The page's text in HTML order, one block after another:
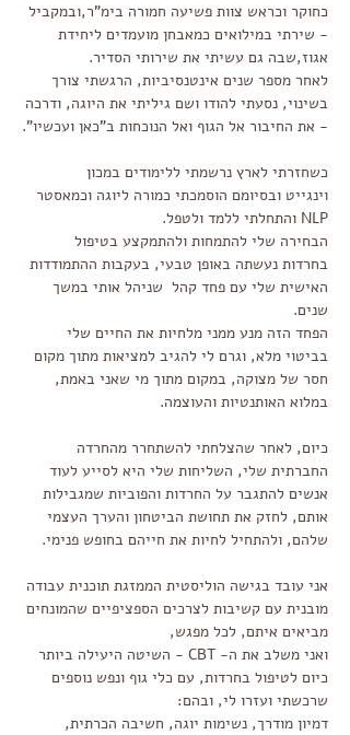
כחוקר וכראש צוות פשיעה חמורה בימ"ר,ובמקביל
- שירתי במילואים כמאבחן מועמדים ליחידת
אגוז,שבה גם עשיתי את שירותי הסדיר.
לאחר מספר שנים אינטנסיביות, הרגשתי צורך
בשינוי, נסעתי להודו ושם גיליתי את היוגה, ודרכה
- את החיבור אל הגוף ואל הנוכחות ב"כאן ועכשיו".
כשחזרתי לארץ נרשמתי ללימודים במכון
וינגייט ובסיומם הוסמכתי כמורה ליוגה וכמאסטר
NLP והתחלתי ללמד ולטפל.
הבחירה שלי להתמחות ולהתמקצע בטיפול
בחרדות נעשתה באופן טבעי, בעקבות ההתמודדות
האישית שלי עם פחד קהל שניהל אותי במשך
שנים.
הפחד הזה מנע ממני מלחיות את החיים שלי
בביטוי מלא, וגרם לי להגיב למציאות מתוך מקום
חסר של מצוקה, במקום מתוך מי שאני באמת,
במלוא האותנטיות והעוצמה.
כיום, לאחר שהצלחתי להשתחרר מהחרדה
החברתית שלי, השליחות שלי היא לסייע לעוד
אנשים להתגבר על החרדות והפוביות שמגבילות
אותם, לחזק את תחושת הביטחון והערך העצמי
שלהם, ולהתחיל לחיות את חייהם בחופש פנימי.
אני עובד בגישה הוליסטית הממזגת תוכנית עבודה
מובנית עם קשיבות לצרכים הספציפיים שהמונחים
מביאים איתם, לכל מפגש,
ואני משלב את ה- CBT - השיטה היעילה ביותר
כיום לטיפול בחרדות, עם כלי גוף ונפש נוספים
שרכשתי ועזרו לי, ובהם:
דמיון מודרך, נשימות יוגה, חשיבה הכרתית,